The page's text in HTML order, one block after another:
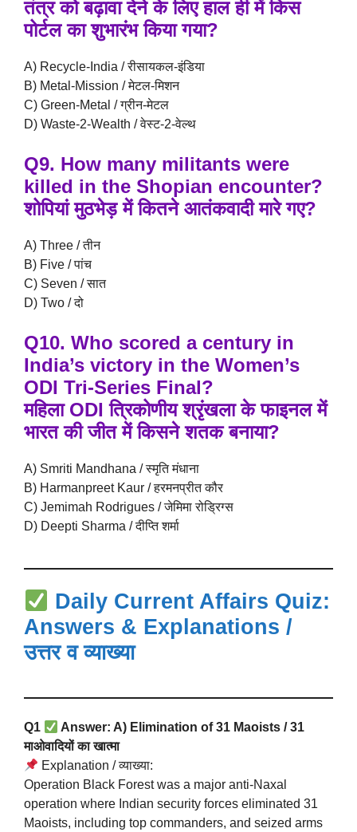
तंत्र को बढ़ावा देने के लिए हाल ही में किस
पोर्टल का शुभारंभ किया गया?
A) Recycle-India / रीसायकल-इंडिया
B) Metal-Mission / मेटल-मिशन
C) Green-Metal / ग्रीन-मेटल
D) Waste-2-Wealth / वेस्ट-2-वेल्थ
Q9. How many militants were
killed in the Shopian encounter?
शोपियां मुठभेड़ में कितने आतंकवादी मारे गए?
A) Three / तीन
B) Five / पांच
C) Seven / सात
D) Two / दो
Q10. Who scored a century in
India’s victory in the Women’s
ODI Tri-Series Final?
महिला ODI त्रिकोणीय श्रृंखला के फाइनल में
भारत की जीत में किसने शतक बनाया?
A) Smriti Mandhana / स्मृति मंधाना
B) Harmanpreet Kaur / हरमनप्रीत कौर
C) Jemimah Rodrigues / जेमिमा रोड्रिग्स
D) Deepti Sharma / दीप्ति शर्मा
Daily Current Affairs Quiz:
Answers & Explanations /
उत्तर व व्याख्या
Q1
Answer: A) Elimination of 31 Maoists / 31
माओवादियों का खात्मा
Explanation / व्याख्या:
Operation Black Forest was a major anti-Naxal
operation where Indian security forces eliminated 31
Maoists, including top commanders, and seized arms